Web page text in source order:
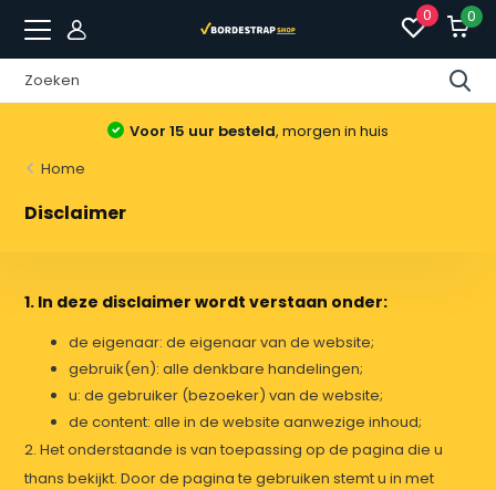
0 0
Voor 15 uur besteld, morgen in huis
Home
Disclaimer
1. In deze disclaimer wordt verstaan onder:
de eigenaar: de eigenaar van de website;
gebruik(en): alle denkbare handelingen;
u: de gebruiker (bezoeker) van de website;
de content: alle in de website aanwezige inhoud;
2. Het onderstaande is van toepassing op de pagina die u
thans bekijkt. Door de pagina te gebruiken stemt u in met